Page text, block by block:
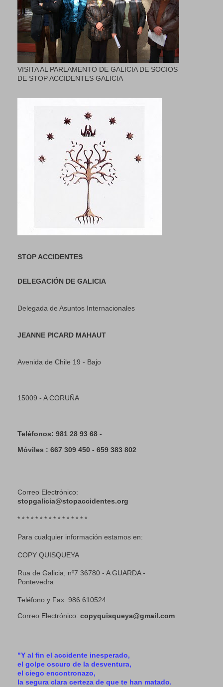
VISITA AL PARLAMENTO DE GALICIA DE SOCIOS
DE STOP ACCIDENTES GALICIA
STOP ACCIDENTES
DELEGACIÓN DE GALICIA
Delegada de Asuntos Internacionales
JEANNE PICARD MAHAUT
Avenida de Chile 19 - Bajo
15009 - A CORUÑA
Teléfonos: 981 28 93 68 -
Móviles : 667 309 450 - 659 383 802
Correo Electrónico:
stopgalicia@stopaccidentes.org
* * * * * * * * * * * * * * * *
Para cualquier información estamos en:
COPY QUISQUEYA
Rua de Galicia, nº7 36780 - A GUARDA -
Pontevedra
Teléfono y Fax: 986 610524
Correo Electrónico: copyquisqueya@gmail.com
"Y al fin el accidente inesperado,
el golpe oscuro de la desventura,
el ciego encontronazo,
la segura clara certeza de que te han matado.